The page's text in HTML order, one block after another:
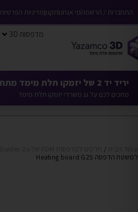
התחברות / הרשמהמי אנחנותקנוןמדיניות הפרטיות
מדפסות 3D
יריד יד 2 של יזמקו תלת מימד מתחיל עכשיו
מחכים לכם על גג משרדי יזמקו תלת מימד
/
למשטח הדפסה Heating board G2S